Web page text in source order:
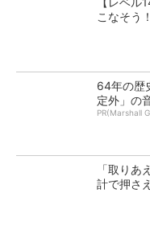
こなそう！
64年の歴
定外」の
PR(Marshall
「取り
計で押さ